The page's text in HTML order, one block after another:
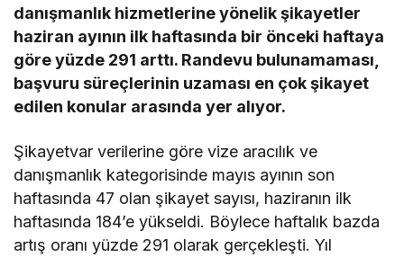
danışmanlık hizmetlerine yönelik şikayetler
haziran ayının ilk haftasında bir önceki haftaya
göre yüzde 291 arttı. Randevu bulunamaması,
başvuru süreçlerinin uzaması en çok şikayet
edilen konular arasında yer alıyor.
Şikayetvar verilerine göre vize aracılık ve
danışmanlık kategorisinde mayıs ayının son
haftasında 47 olan şikayet sayısı, haziranın ilk
haftasında 184’e yükseldi. Böylece haftalık bazda
artış oranı yüzde 291 olarak gerçekleşti. Yıl